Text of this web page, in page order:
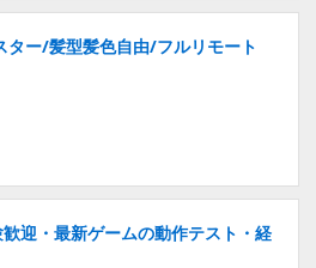
ター/髪型髪色自由/フルリモート
迎・最新ゲームの動作テスト・経